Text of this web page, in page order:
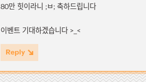
80만 힛이라니 ;ㅂ; 축하드립니다
이벤트 기대하겠습니다 >_<
Reply